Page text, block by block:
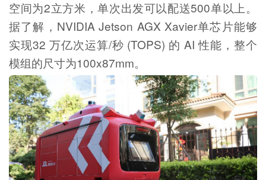
空间为2立方米，单次出发可以配送500单以上。
据了解，NVIDIA Jetson AGX Xavier单芯片能够
实现32 万亿次运算/秒 (TOPS) 的 AI 性能，整个
模组的尺寸为100x87mm。